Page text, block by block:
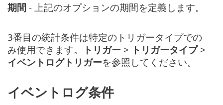
期間 - 上記のオプションの期間を定義します。
3番目の統計条件は特定のトリガータイプでの
み使用できます。
トリガー > トリガータイプ>
イベントログトリガーを参照してください。
イベントログ条件